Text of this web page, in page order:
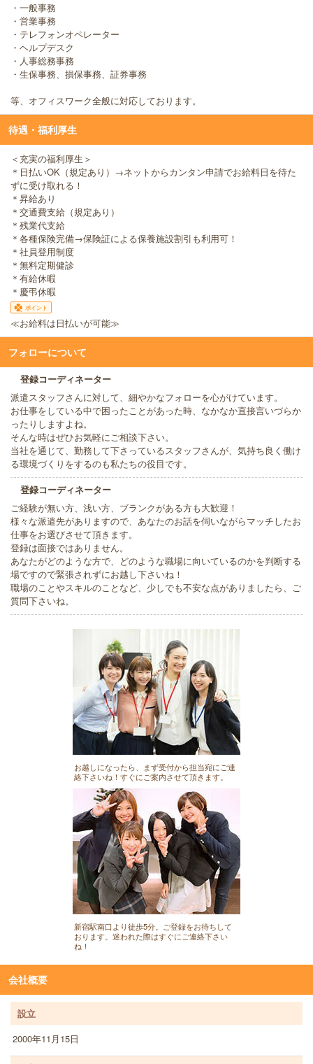
・一般事務
・営業事務
・テレフォンオペレーター
・ヘルプデスク
・人事総務事務
・生保事務、損保事務、証券事務
等、オフィスワーク全般に対応しております。
待遇・福利厚生
＜充実の福利厚生＞
＊日払いOK（規定あり）→ネットからカンタン申請でお給料日を待た
ずに受け取れる！
＊昇給あり
＊交通費支給（規定あり）
＊残業代支給
＊各種保険完備→保険証による保養施設割引も利用可！
＊社員登用制度
＊無料定期健診
＊有給休暇
＊慶弔休暇
ポイント
≪お給料は日払いが可能≫
フォローについて
登録コーディネーター
派遣スタッフさんに対して、細やかなフォローを心がけています。
お仕事をしている中で困ったことがあった時、なかなか直接言いづらか
ったりしますよね。
そんな時はぜひお気軽にご相談下さい。
当社を通じて、勤務して下さっているスタッフさんが、気持ち良く働け
る環境づくりをするのも私たちの役目です。
登録コーディネーター
ご経験が無い方、浅い方、ブランクがある方も大歓迎！
様々な派遣先がありますので、あなたのお話を伺いながらマッチしたお
仕事をお選びさせて頂きます。
登録は面接ではありません。
あなたがどのような方で、どのような職場に向いているのかを判断する
場ですので緊張されずにお越し下さいね！
職場のことやスキルのことなど、少しでも不安な点がありましたら、ご
質問下さいね。
お越しになったら、まず受付から担当宛にご連
絡下さいね！すぐにご案内させて頂きます。
新宿駅南口より徒歩5分。ご登録をお待ちして
おります。迷われた際はすぐにご連絡下さい
ね！
会社概要
設立
2000年11月15日